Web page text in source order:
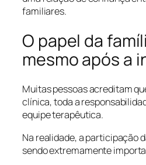
familiares.
O papel da
mesmo após a
Muitas pessoas acreditam
clínica, toda a
equipe terapêutica.
Na realidade, a participação
sendo extremamente